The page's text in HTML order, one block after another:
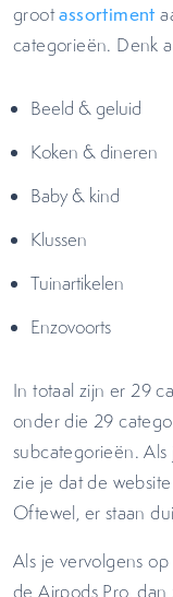
grootassortiment
categorieën. Denk
Beeld & geluid
Koken & dineren
Baby & kind
Klussen
Tuinartikelen
Enzovoorts
In totaal zijn er 29
onder die 29
subcategorieën.
zie je dat de
Oftewel, er staan
Als je vervolgens
de Airpods Pro,